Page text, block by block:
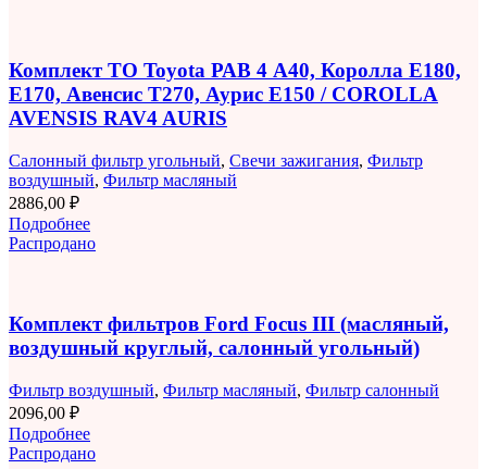
Комплект ТО Toyota РАВ 4 A40, Королла E180,
E170, Авенсис T270, Аурис E150 / COROLLA
AVENSIS RAV4 AURIS
Салонный фильтр угольный, Свечи зажигания, Фильтр
воздушный, Фильтр масляный
2886,00 ₽
Подробнее
Распродано
Комплект фильтров Ford Focus III (масляный,
воздушный круглый, салонный угольный)
Фильтр воздушный, Фильтр масляный, Фильтр салонный
2096,00 ₽
Подробнее
Распродано